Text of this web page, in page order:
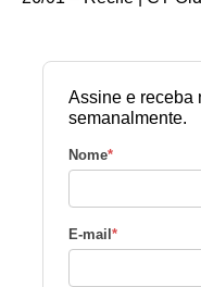
Assine e receba
semanalmente.
Nome*
E-mail *